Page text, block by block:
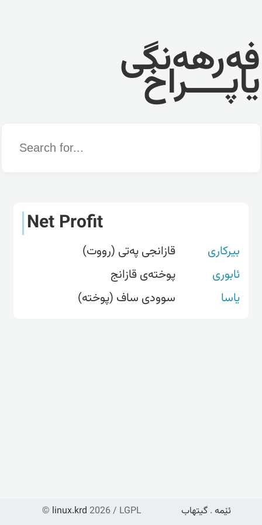
فەرهەنگی
یاپــــراخ
Word
Net Profit
بیرکاری
قازانجی پەتی (رووت)
ئابوری
پوختەی قازانج
یاسا
سوودی ساف (پوختە)
© linux.krd 2026 / LGPL ئێمە . گیتهاب